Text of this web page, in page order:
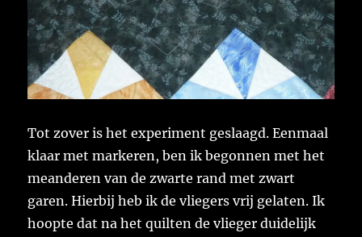
Tot zover is het experiment geslaagd. Eenmaal
klaar met markeren, ben ik begonnen met het
meanderen van de zwarte rand met zwart
garen. Hierbij heb ik de vliegers vrij gelaten. Ik
hoopte dat na het quilten de vlieger duidelijk